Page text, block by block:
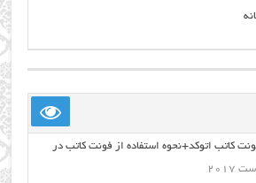
کاتب اتوکد+نحوه استفاده از فونت کاتب در